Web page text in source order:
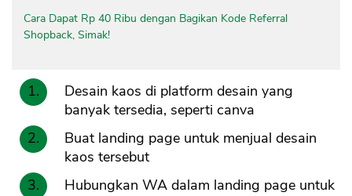
Cara Dapat Rp 40 Ribu dengan Bagikan Kode Referral
Shopback, Simak!
Desain kaos di platform desain yang
banyak tersedia, seperti canva
Buat landing page untuk menjual desain
kaos tersebut
Hubungkan WA dalam landing page untuk